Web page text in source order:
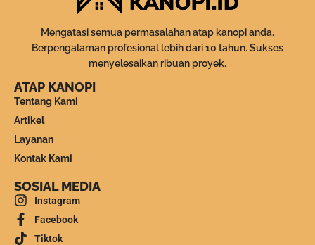
Mengatasi semua permasalahan atap kanopi anda.
Berpengalaman profesional lebih dari 10 tahun. Sukses
menyelesaikan ribuan proyek.
ATAP KANOPI
Tentang Kami
Artikel
Layanan
Kontak Kami
SOSIAL MEDIA
Instagram
Facebook
Tiktok